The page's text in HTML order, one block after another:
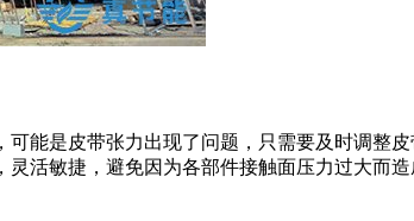
能是皮带张力出现了问题，只需要及时调整
活敏捷，避免因为各部件接触面压力过大而造